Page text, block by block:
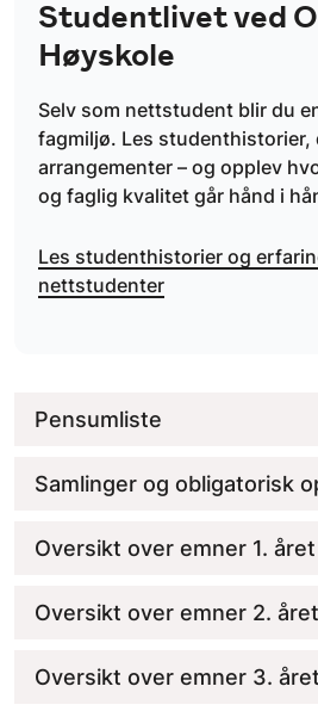
Studentlivet ved
Høyskole
Selv som nettstudent blir du
fagmiljø. Les studenthistorier,
arrangementer – og opplev
og faglig kvalitet går hånd i
Les studenthistorier og
nettstudenter
Pensumliste
Samlinger og obligatorisk
Oversikt over emner 1. året
Oversikt over emner 2. året
Oversikt over emner 3. året